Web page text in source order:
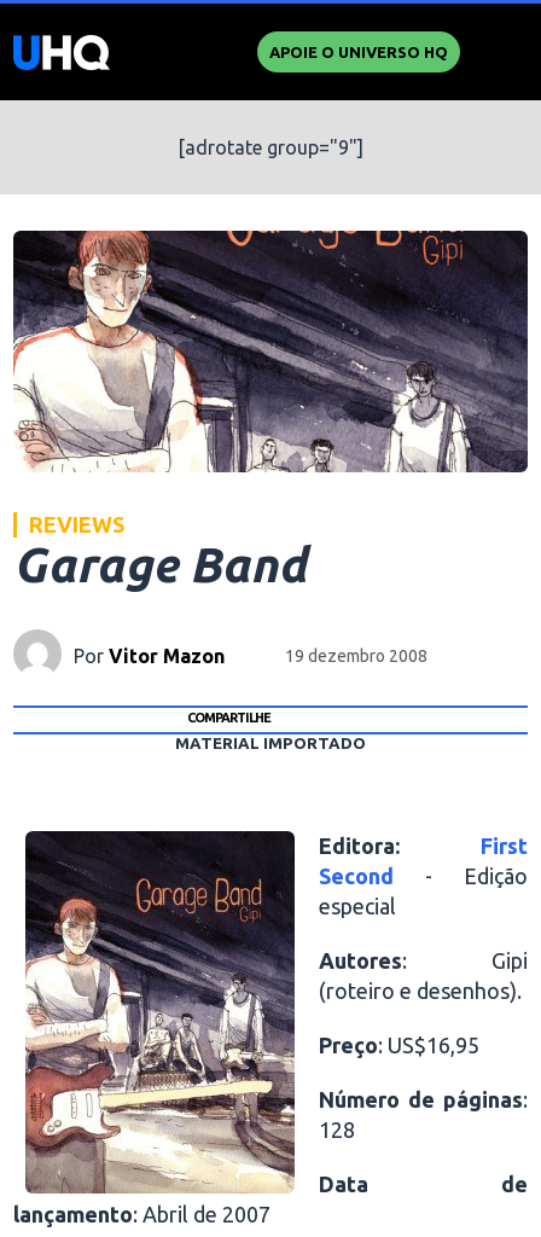
APOIE O UNIVERSO HQ
[adrotate group="9"]
REVIEWS
Garage Band
PorVitor Mazon 19 dezembro 2008
COMPARTILHE
MATERIAL IMPORTADO
Editora:
First
Second
- Edição
especial
Autores: Gipi
(roteiro e desenhos).
Preço: US$16,95
Número de páginas:
128
Data de
lançamento: Abril de 2007